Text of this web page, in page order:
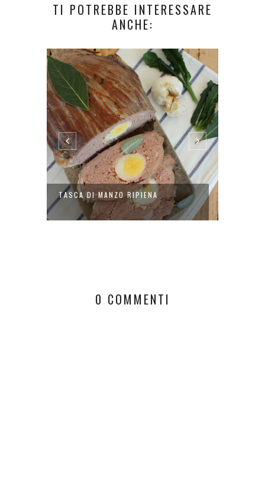
TI POTREBBE INTERESSARE
ANCHE:
TASCA DI MANZO RIPIENA
0 COMMENTI